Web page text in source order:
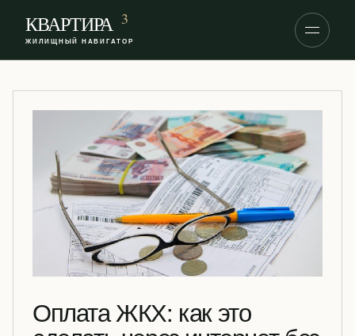
КВАРТИРА 3
ЖИЛИЩНЫЙ НАВИГАТОР
Оплата ЖКХ: как это